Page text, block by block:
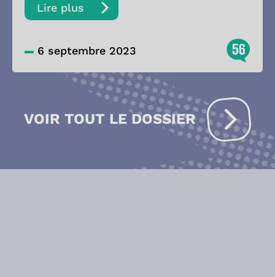
Lire plus
6 septembre 2023 56
VOIR TOUT LE DOSSIER